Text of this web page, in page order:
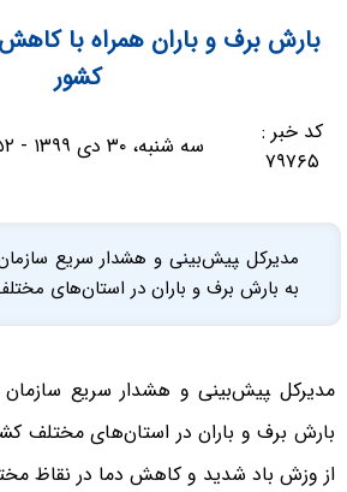
بارش برف و باران همراه با
کشور
کد خبر :
۷۹۷۶۵
سه شنبه، ۳۰ دی ۱۳۹۹ - ۱۰:۴۸:۵۲
مدیرکل ‍‍پیش‌بینی و هشدار سریع
به بارش برف و باران در استان‌های
مدیرکل ‍‍پیش‌بینی و هشدار سریع سازمان
از وزش باد شدید و کاهش دما در نقاظ